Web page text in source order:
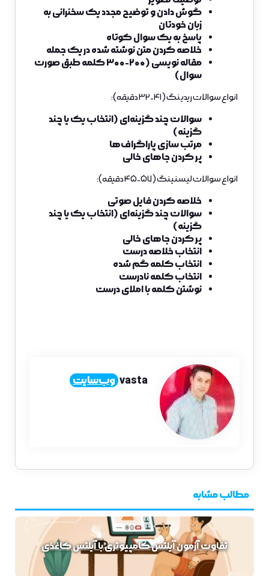
گوش دادن و توضیح مجدد یک سخنرانی به
زبان خودتان
پاسخ به یک سوال کوتاه
خلاصه کردن متن نوشته شده در یک جمله
مقاله نویسی (۲۰۰-۳۰۰ کلمه طبق صورت
سوال)
انواع سوالات ریدینگ (۴۱-۳۲ دقیقه):
سوالات چند گزینه‌ای (انتخاب یک یا چند
گزینه)
مرتب سازی پاراگراف‌ها
پر کردن جاهای خالی
انواع سوالات لیسنینگ (۵۷-۴۵ دقیقه):
خلاصه کردن فایل صوتی
سوالات چند گزینه‌ای (انتخاب یک یا چند
گزینه)
پر کردن جاهای خالی
انتخاب خلاصه درست
انتخاب کلمه گم شده
انتخاب کلمه نادرست
نوشتن کلمه با املای درست
vasta وب‌سایت
مطالب مشابه
تفاوت آزمون آیلتس کامپیوتری با آیلتس کاغذی